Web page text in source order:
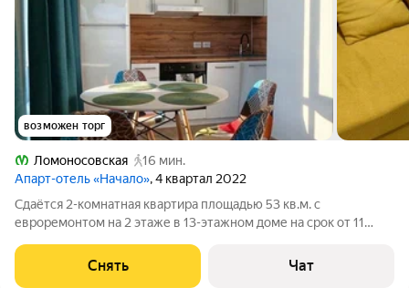
возможен торг
Ломоносовская
16 мин.
Апарт-отель «Начало», 4 квартал 2022
Сдаётся 2-комнатная квартира площадью 53 кв.м. с
евроремонтом на 2 этаже в 13-этажном доме на срок от 11
Стиральная машина Холодильник Посудомоечная машина Дом
- монолитный, окна выходят во двор.
Снять Чат